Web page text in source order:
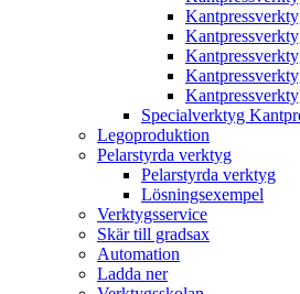
Specialverktyg
Legoproduktion
Pelarstyrda verktyg
Pelarstyrda verktyg
Lösningsexempel
Verktygsservice
Skär till gradsax
Automation
Ladda ner